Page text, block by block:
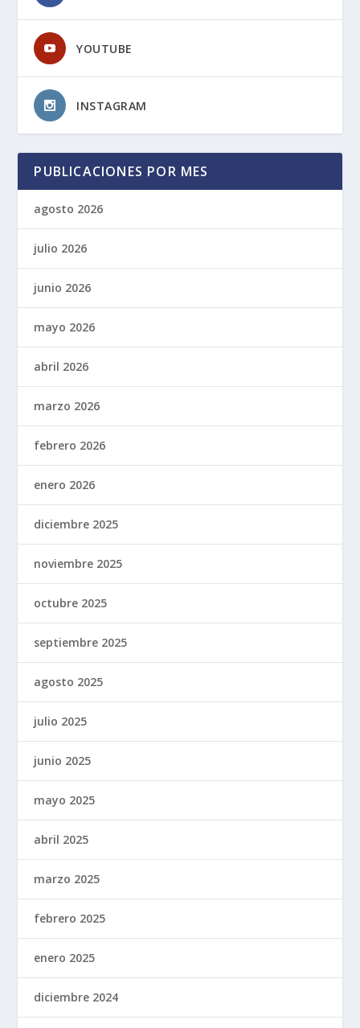
YOUTUBE
INSTAGRAM
PUBLICACIONES POR MES
agosto 2026
julio 2026
junio 2026
mayo 2026
abril 2026
marzo 2026
febrero 2026
enero 2026
diciembre 2025
noviembre 2025
octubre 2025
septiembre 2025
agosto 2025
julio 2025
junio 2025
mayo 2025
abril 2025
marzo 2025
febrero 2025
enero 2025
diciembre 2024